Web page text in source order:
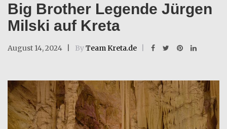
Big Brother Legende Jürgen
Milski auf Kreta
August 14, 2024 ByTeam Kreta.de